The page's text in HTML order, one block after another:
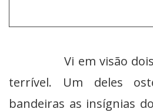
Vi em visão dois
terrível. Um deles
bandeiras as insígnias